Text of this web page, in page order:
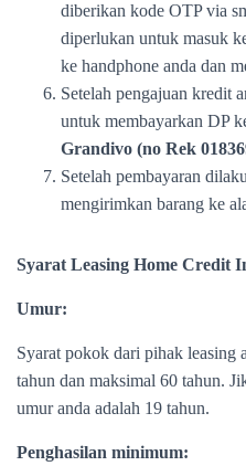
diberikan kode OTP via
diperlukan untuk masuk
ke handphone anda dan
Setelah pengajuan kredit
untuk membayarkan DP
Grandivo (no Rek
Setelah pembayaran
mengirimkan barang ke
Syarat Leasing Home Credit
Umur:
Syarat pokok dari pihak leasing
tahun dan maksimal 60 tahun.
umur anda adalah 19 tahun.
Penghasilan minimum: